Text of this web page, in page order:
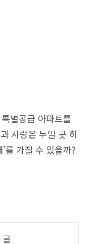
별공급 아파트를
사랑은 누일 곳 하
를 가질 수 있을까?
글